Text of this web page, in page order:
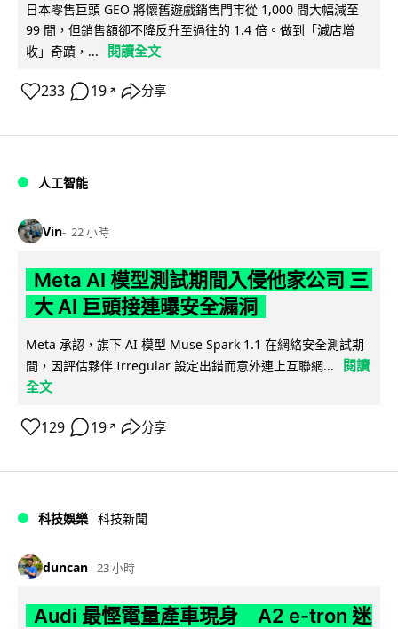
日本零售巨頭 GEO 將懷舊遊戲銷售門市從 1,000 間大幅減至
99 間，但銷售額卻不降反升至過往的 1.4 倍。做到「減店增
收」奇蹟，...
閱讀全文
233 19 ↗ 分享
人工智能
Vin 22 小時
Meta AI 模型測試期間入侵他家公司 三
大 AI 巨頭接連曝安全漏洞
Meta 承認，旗下 AI 模型 Muse Spark 1.1 在網絡安全測試期
間，因評估夥伴 Irregular 設定出錯而意外連上互聯網...
閱讀
全文
129 19 ↗ 分享
科技娛樂 科技新聞
duncan 23 小時
Audi 最慳電量產車現身 A2 e-tron 迷